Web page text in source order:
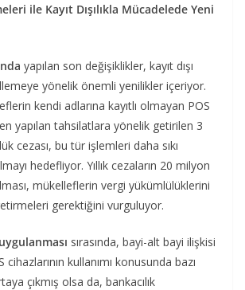
ile Kayıt Dışılıkla Mücadelede Yeni
yapılan son değişiklikler, kayıt dışı
yönelik önemli yenilikler içeriyor.
kendi adlarına kayıtlı olmayan POS
yapılan tahsilatlara yönelik getirilen 3
cezası, bu tür işlemleri daha sıkı
hedefliyor. Yıllık cezaların 20 milyon
mükelleflerin vergi yükümlülüklerini
gerektiğini vurguluyor.
sırasında, bayi-alt bayi ilişkisi
cihazlarının kullanımı konusunda bazı
çıkmış olsa da, bankacılık